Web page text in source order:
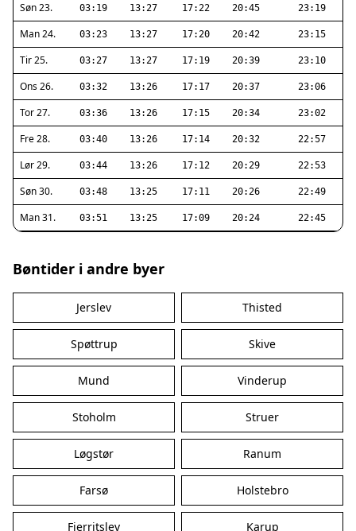
Søn 23. 03:19 13:27 17:22 20:45 23:19
Man 24. 03:23 13:27 17:20 20:42 23:15
Tir 25. 03:27 13:27 17:19 20:39 23:10
Ons 26. 03:32 13:26 17:17 20:37 23:06
Tor 27. 03:36 13:26 17:15 20:34 23:02
Fre 28. 03:40 13:26 17:14 20:32 22:57
Lør 29. 03:44 13:26 17:12 20:29 22:53
Søn 30. 03:48 13:25 17:11 20:26 22:49
Man 31. 03:51 13:25 17:09 20:24 22:45
Bøntider i andre byer
Jerslev Thisted
Spøttrup Skive
Mund Vinderup
Stoholm Struer
Løgstør Ranum
Farsø Holstebro
Fjerritslev Karup